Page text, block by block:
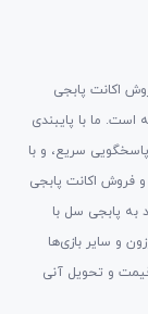
اکانت پابجی
موبایل با بیش از ۸ سال تجربه است. ما با پایبندی
سریع، و با
فروش اکانت پابجی
به پابجی سل با
و سایر بازی‌ها
قیمت و تحویل آنی